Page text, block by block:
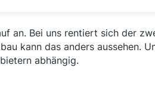
an. Bei uns rentiert sich der
kann das anders aussehen.
abhängig.